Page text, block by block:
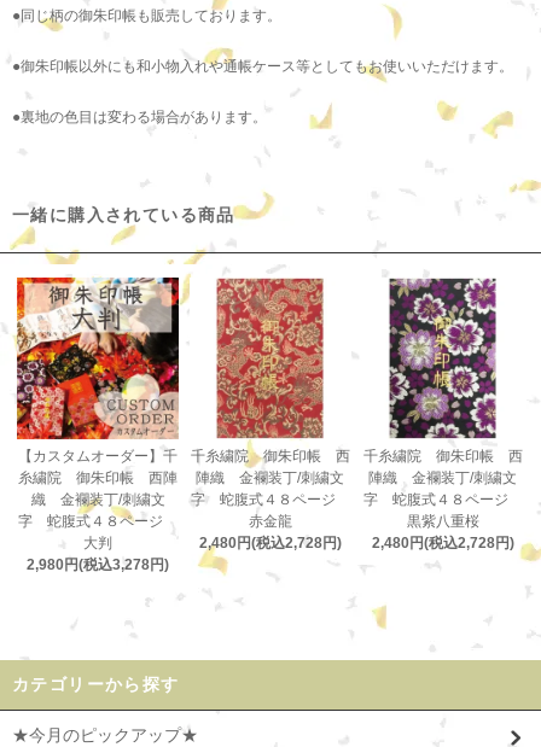
●同じ柄の御朱印帳も販売しております。
●御朱印帳以外にも和小物入れや通帳ケース等としてもお使いいただけます。
●裏地の色目は変わる場合があります。
一緒に購入されている商品
【カスタムオーダー】千
糸繍院 御朱印帳 西陣
織 金襴装丁/刺繍文
字 蛇腹式４８ページ
大判
2,980円(税込3,278円)
千糸繍院 御朱印帳 西
陣織 金襴装丁/刺繍文
字 蛇腹式４８ページ
赤金龍
2,480円(税込2,728円)
千糸繍院 御朱印帳 西
陣織 金襴装丁/刺繍文
字 蛇腹式４８ページ
黒紫八重桜
2,480円(税込2,728円)
カテゴリーから探す
★今月のピックアップ★